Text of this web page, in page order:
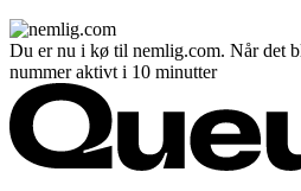
Du er nu i kø til nemlig.com. Når det
nummer aktivt i 10 minutter